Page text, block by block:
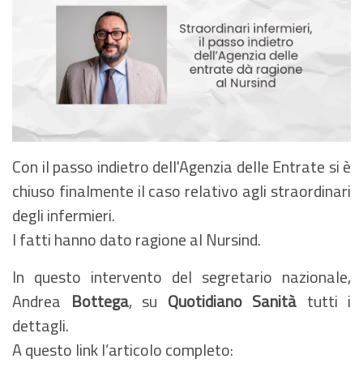
Con il passo indietro dell'Agenzia delle Entrate si è
chiuso finalmente il caso relativo agli straordinari
degli infermieri.
I fatti hanno dato ragione al Nursind.
In questo intervento del segretario nazionale,
Andrea Bottega, su Quotidiano Sanità tutti i
dettagli.
A questo link l’articolo completo: